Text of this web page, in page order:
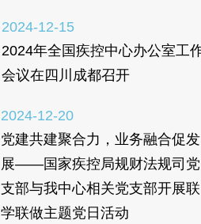
2024-12-15
2024年全国疾控中心办公室工
会议在四川成都召开
2024-12-20
党建共建聚合力，业务融合促发
展——国家疾控局规财法规司党
支部与我中心相关党支部开展联
学联做主题党日活动